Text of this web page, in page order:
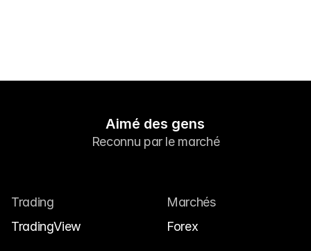
Aimé des gens
Reconnu par le marché
Trading
TradingView
Marchés
Forex